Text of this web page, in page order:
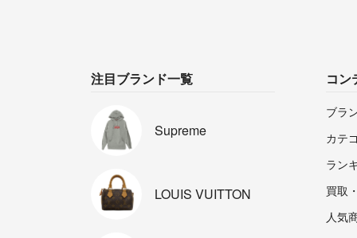
注目ブランド一覧
Supreme
LOUIS VUITTON
コン
ブラ
カテ
ラン
買取
人気